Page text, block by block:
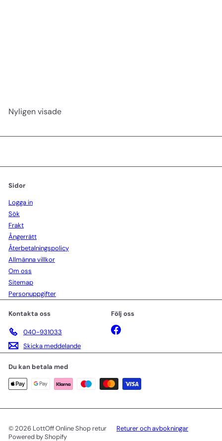
Nyligen visade
Sidor
Logga in
Sök
Frakt
Ångerrätt
Återbetalningspolicy
Allmänna villkor
Om oss
Sitemap
Personuppgifter
Kontakta oss
040-931033
Skicka meddelande
Följ oss
Facebook
Du kan betala med
© 2026 LottOff Online Shop retur
Returer och avbokningar
Powered by Shopify